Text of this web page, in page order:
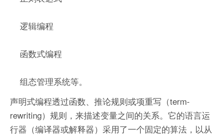
逻辑编程
函数式编程
组态管理系统等。
声明式编程透过函数、推论规则或项重写（term-
rewriting）规则，来描述变量之间的关系。它的语言运
行器（编译器或解释器）采用了一个固定的算法，以从